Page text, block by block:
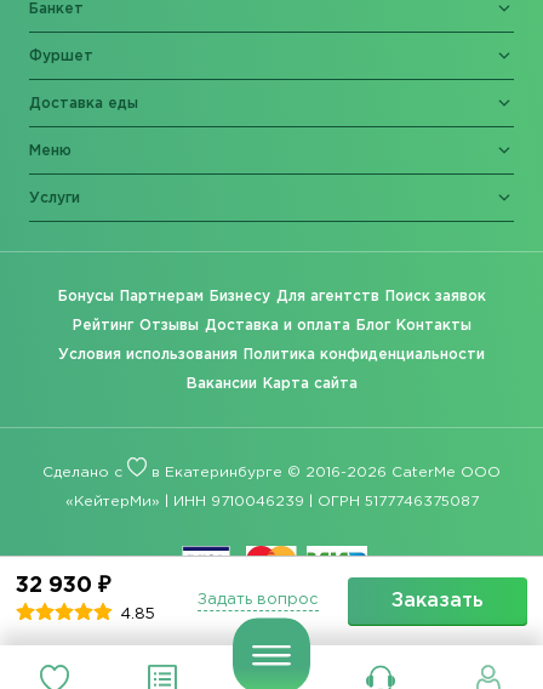
32 930 ₽
4.85
Заказать
Задать вопрос
Банкет
Фуршет
Доставка еды
Меню
Услуги
Бонусы Партнерам Бизнесу Для агентств Поиск заявок
Рейтинг Отзывы Доставка и оплата Блог Контакты
Условия использования Политика конфиденциальности
Вакансии Карта сайта
Сделано с в Екатеринбурге © 2016-2026 CaterMe ООО
«КейтерМи» | ИНН 9710046239 | ОГРН 5177746375087